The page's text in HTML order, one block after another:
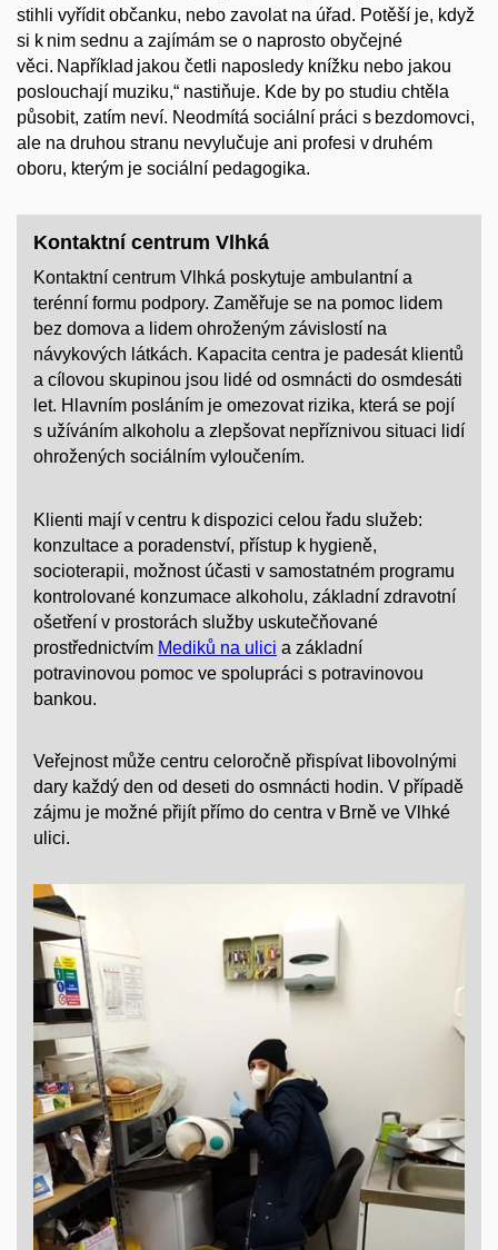
stihli vyřídit občanku, nebo zavolat na úřad. Potěší je, když
si k nim sednu a zajímám se o naprosto obyčejné
věci. Například jakou četli naposledy knížku nebo jakou
poslouchají muziku,“ nastiňuje. Kde by po studiu chtěla
působit, zatím neví. Neodmítá sociální práci s bezdomovci,
ale na druhou stranu nevylučuje ani profesi v druhém
oboru, kterým je sociální pedagogika.
Kontaktní centrum Vlhká
Kontaktní centrum Vlhká poskytuje ambulantní a
terénní formu podpory. Zaměřuje se na pomoc lidem
bez domova a lidem ohroženým závislostí na
návykových látkách. Kapacita centra je padesát klientů
a cílovou skupinou jsou lidé od osmnácti do osmdesáti
let. Hlavním posláním je omezovat rizika, která se pojí
s užíváním alkoholu a zlepšovat nepříznivou situaci lidí
ohrožených sociálním vyloučením.
Klienti mají v centru k dispozici celou řadu služeb:
konzultace a poradenství, přístup k hygieně,
socioterapii, možnost účasti v samostatném programu
kontrolované konzumace alkoholu, základní zdravotní
ošetření v prostorách služby uskutečňované
prostřednictvím Mediků na ulici a základní
potravinovou pomoc ve spolupráci s potravinovou
bankou.
Veřejnost může centru celoročně přispívat libovolnými
dary každý den od deseti do osmnácti hodin. V případě
zájmu je možné přijít přímo do centra v Brně ve Vlhké
ulici.